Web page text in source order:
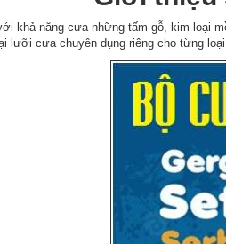
khả năng cưa những tấm gỗ, kim loại
lưỡi cưa chuyên dụng riêng cho từng